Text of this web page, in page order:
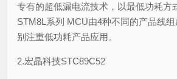
专有的超低漏电流技术，以最低功耗方
STM8L系列 MCU由4种不同的产品线
别注重低功耗产品应用。
2.宏晶科技STC89C52